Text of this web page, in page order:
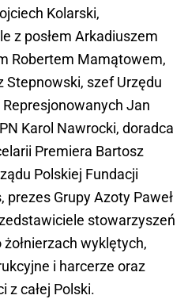
Kolarski,
z posłem Arkadiuszem
Robertem Mamątowem,
Stepnowski, szef Urzędu
Jan
Karol Nawrocki, doradca
Premiera Bartosz
Polskiej Fundacji
prezes Grupy Azoty Paweł
stowarzyszeń
wyklętych,
i harcerze oraz
z całej Polski.